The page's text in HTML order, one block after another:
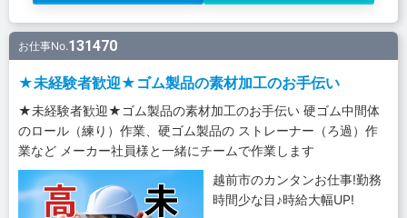
お仕事No.131470
★未経験者歓迎★ゴム製品の素材加工のお手伝い
★未経験者歓迎★ゴム製品の素材加工のお手伝い 硬ゴム中間体
のロール（練り）作業、硬ゴム製品の ストレーナー（ろ過）作
業など メーカー社員様と一緒にチームで作業します
越前市のカンタンお仕事!勤務
時間少な目♪時給大幅UP!